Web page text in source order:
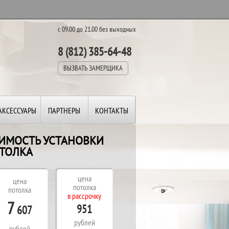
с 09.00 до 21.00 без выходных
8 (812) 385-64-48
ВЫЗВАТЬ ЗАМЕРЩИКА
ПАРТНЕРЫ КОНТАКТЫ
УСТАНОВКИ
цена
потолка
7 607
цена
потолка
в рассрочку
951
рублей